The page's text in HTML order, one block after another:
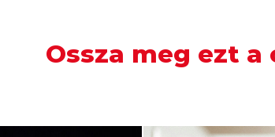
Ossza meg ezt a